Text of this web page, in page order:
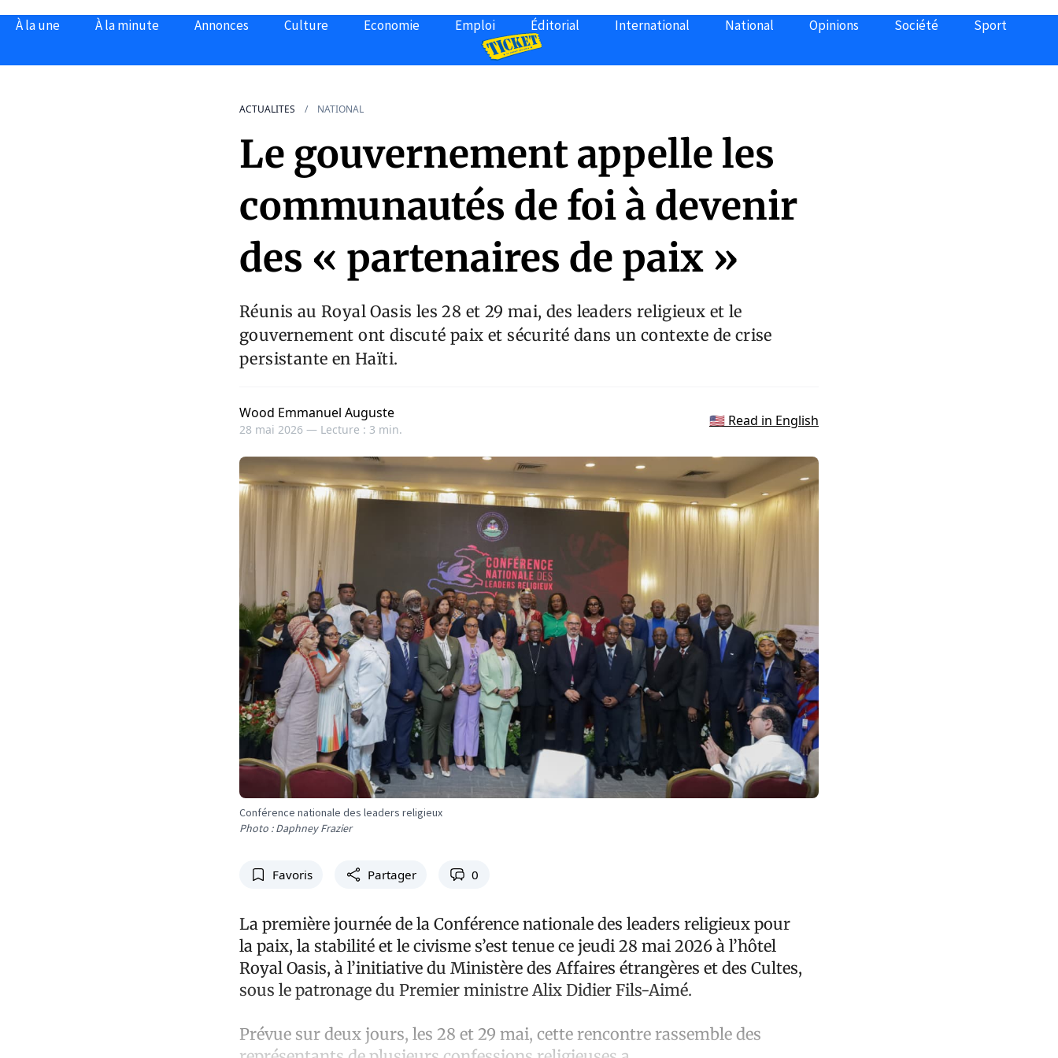
À la une À la minute Annonces Culture Economie Emploi Éditorial International National Opinions Société Sport
ACTUALITES NATIONAL
Le gouvernement appelle les
communautés de foi à devenir
des « partenaires de paix »
Réunis au Royal Oasis les 28 et 29 mai, des leaders religieux et le
gouvernement ont discuté paix et sécurité dans un contexte de crise
persistante en Haïti.
Wood Emmanuel Auguste
28 mai 2026 — Lecture : 3 min.
🇺🇸 Read in English
Conférence nationale des leaders religieux
Photo : Daphney Frazier
Favoris Partager 0
La première journée de la Conférence nationale des leaders religieux pour
la paix, la stabilité et le civisme s’est tenue ce jeudi 28 mai 2026 à l’hôtel
Royal Oasis, à l’initiative du Ministère des Affaires étrangères et des Cultes,
sous le patronage du Premier ministre Alix Didier Fils-Aimé.
Prévue sur deux jours, les 28 et 29 mai, cette rencontre rassemble des